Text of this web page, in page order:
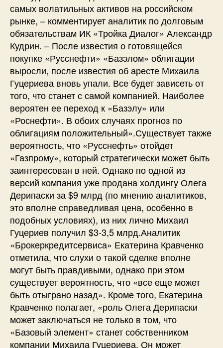
самых волатильных активов на российском
рынке, – комментирует аналитик по долговым
обязательствам ИК «Тройка Диалог» Александр
Кудрин. – После известия о готовящейся
покупке «Русснефти» «Базэлом» облигации
выросли, после известия об аресте Михаила
Гуцериева вновь упали. Все будет зависеть от
того, что станет с самой компанией. Наиболее
вероятен ее переход к «Базэлу» или
«Роснефти». В обоих случаях прогноз по
облигациям положительный».Существует также
вероятность, что «Русснефть» отойдет
«Газпрому», который стратегически может быть
заинтересован в ней. Однако по одной из
версий компания уже продана холдингу Олега
Дерипаски за $9 млрд (по мнению аналитиков,
это вполне справедливая цена, особенно в
подобных условиях), из них лично Михаил
Гуцериев получил $3-3,5 млрд.Аналитик
«Брокеркредитсервиса» Екатерина Кравченко
отметила, что слухи о такой сделке вполне
могут быть правдивыми, однако при этом
существует вероятность, что «все еще может
быть отыграно назад». Кроме того, Екатерина
Кравченко полагает, «роль Олега Дерипаски
может заключаться не только в том, что
«Базовый элемент» станет собственником
компании Михаила Гуцериева. Он может